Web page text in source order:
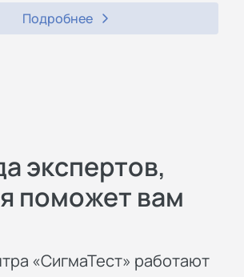
Подробнее
экспертов,
поможет вам
«СигмаТест» работают